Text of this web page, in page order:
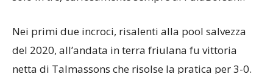
solo in tre, curiosamente sempre al PalaBorsani.
Nei primi due incroci, risalenti alla pool salvezza